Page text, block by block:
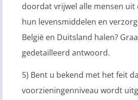
doordat vrijwel alle mensen uit
hun levensmiddelen en
België en Duitsland halen?
gedetailleerd antwoord.
5) Bent u bekend met het feit
voorzieningenniveau wordt